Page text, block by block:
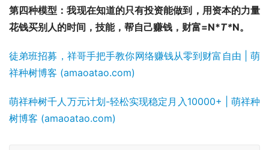
第四种模型：我现在知道的只有投资能做到，用资本的力量
花钱买别人的时间，技能，帮自己赚钱，财富=N*T*N。
徒弟班招募，祥哥手把手教你网络赚钱从零到财富自由 | 萌
祥种树博客 (amaoatao.com)
萌祥种树千人万元计划-轻松实现稳定月入10000+ | 萌祥种
树博客 (amaoatao.com)